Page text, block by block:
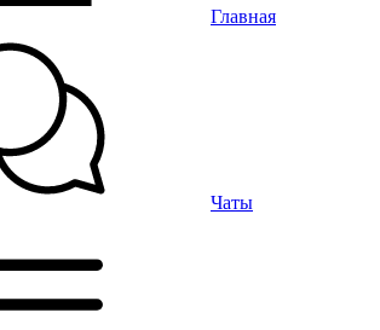
Главная
Чаты